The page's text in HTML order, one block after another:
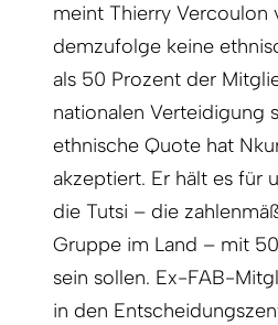
meint Thierry Vercoulon
demzufolge keine
als 50 Prozent der
nationalen Verteidigung
ethnische Quote hat
akzeptiert. Er hält es für
die Tutsi – die
Gruppe im Land – mit
sein sollen. Ex-FAB-
in den